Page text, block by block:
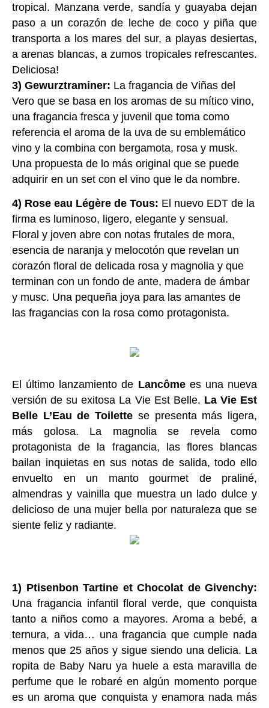
tropical. Manzana verde, sandía y guayaba dejan
paso a un corazón de leche de coco y piña que
transporta a los mares del sur, a playas desiertas,
a arenas blancas, a zumos tropicales refrescantes.
Deliciosa!
3) Gewurztraminer: La fragancia de Viñas del
Vero que se basa en los aromas de su mítico vino,
una fragancia fresca y juvenil que toma como
referencia el aroma de la uva de su emblemático
vino y la combina con bergamota, rosa y musk.
Una propuesta de lo más original que se puede
adquirir en un set con el vino que le da nombre.
4) Rose eau Légère de Tous: El nuevo EDT de la
firma es luminoso, ligero, elegante y sensual.
Floral y joven abre con notas frutales de mora,
esencia de naranja y melocotón que revelan un
corazón floral de delicada rosa y magnolia y que
terminan con un fondo de ante, madera de ámbar
y musc. Una pequeña joya para las amantes de
las fragancias con la rosa como protagonista.
El último lanzamiento de Lancômees una nueva
versión de su exitosa La Vie Est Belle. La Vie Est
Belle L’Eau de Toilette se presenta más ligera,
más golosa. La magnolia se revela como
protagonista de la fragancia, las flores blancas
bailan inquietas en sus notas de salida, todo ello
envuelto en un manto gourmet de praliné,
almendras y vainilla que muestra un lado dulce y
delicioso de una mujer bella por naturaleza que se
siente feliz y radiante.
1) Ptisenbon Tartine et Chocolat de Givenchy:
Una fragancia infantil floral verde, que conquista
tanto a niños como a mayores. Aroma a bebé, a
ternura, a vida… una fragancia que cumple nada
menos que 25 años y sigue siendo una delicia. La
ropita de Baby Naru ya huele a esta maravilla de
perfume que le robaré en algún momento porque
es un aroma que conquista y enamora nada más